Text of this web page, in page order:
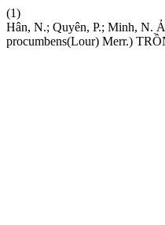
(1)
Hân, N.; Quyên, P.; Minh,
procumbens(Lour) Merr.)